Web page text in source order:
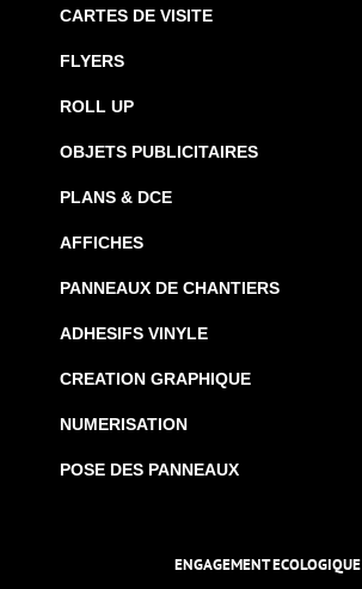
CARTES DE VISITE
FLYERS
ROLL UP
OBJETS PUBLICITAIRES
PLANS & DCE
AFFICHES
PANNEAUX DE CHANTIERS
ADHESIFS VINYLE
CREATION GRAPHIQUE
NUMERISATION
POSE DES PANNEAUX
ENGAGEMENT ECOLOGIQUE